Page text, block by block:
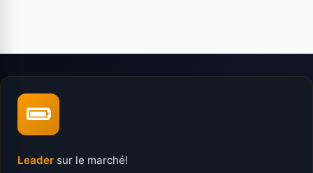
Leader sur le marché!